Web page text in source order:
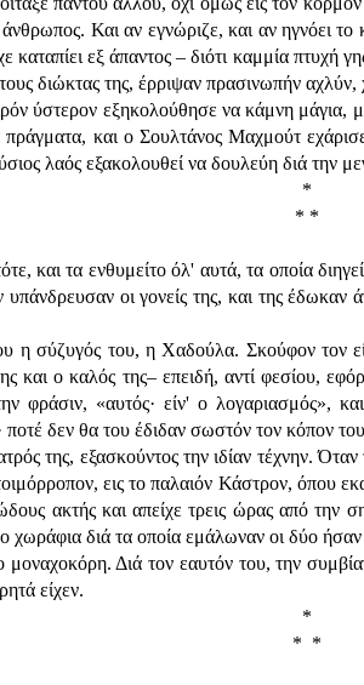
άνθρωπος. Και αν εγνώριζε, και αν ηγνόει
εξ άπαντος – διότι καμμία
διώκτας της, έρριψαν πρασινωπήν
ύστερον εξηκολούθησε να κάμνη μάγια,
και ο Σουλτάνος Μαχμούτ
λαός εξακολουθεί να δουλεύη διά την
*
* *
και τα ενθυμείτο όλ' αυτά, τα οποία
οι γονείς της, και της
η σύζυγός του, η Χαδούλα. Σκούφον τον
και ο καλός της– επειδή, αντί φεσίου,
φράσιν, «αυτός· είν' ο λογαριασμός»,
δεν θα του έδιδαν σωστόν τον κόπον
της, εξασκούντος την ιδίαν τέχνην.
εις το παλαιόν Κάστρον, όπου
ακτής και απείχε τρεις ώρας από
χωράφια διά τα οποία εμάλωναν οι δύο
Διά τον εαυτόν του, την
είχεν.
*
* *